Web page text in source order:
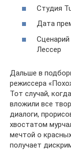
Студия
Дата
Лессер
Дальше в
режиссера
Тот случай,
вложили все
диалоги,
хвостатом
мечтой о
получает